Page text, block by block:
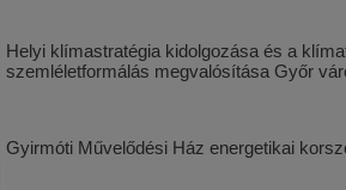
Helyi klímastratégia kidolgozása és a
szemléletformálás megvalósítása Győr
Gyirmóti Művelődési Ház energetikai